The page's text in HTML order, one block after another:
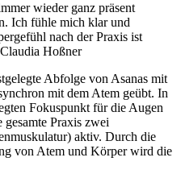
wieder ganz präsent
Ich fühle mich klar und
nach der Praxis ist
Hoßner
Abfolge von Asanas mit
mit dem Atem geübt. In
Fokuspunkt für die Augen
Praxis zwei
aktiv. Durch die
von Atem und Körper wird die